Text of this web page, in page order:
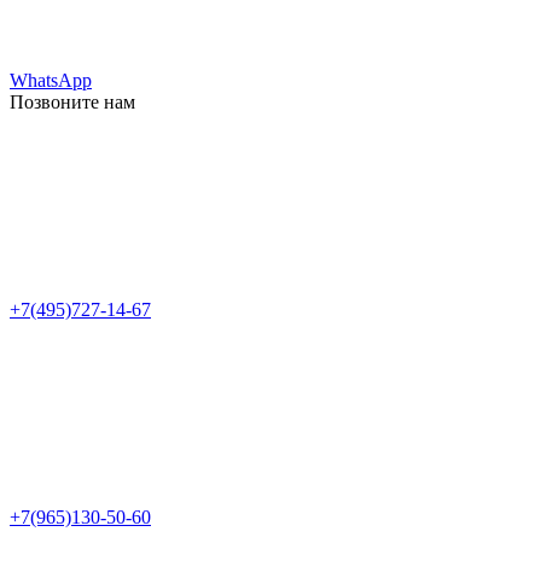
WhatsApp
Позвоните нам
+7(495)727-14-67
+7(965)130-50-60